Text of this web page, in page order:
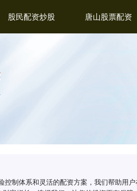
股民配资炒股 唐山股票配资
制体系和灵活的配资方案，我们帮助用